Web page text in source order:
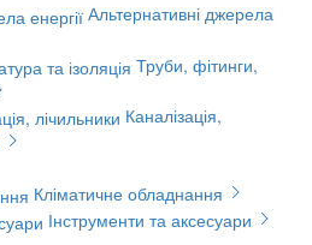
Альтернативні джерела
Труби, фітинги,
Каналізація,
Кліматичне обладнання
Інструменти та аксесуари